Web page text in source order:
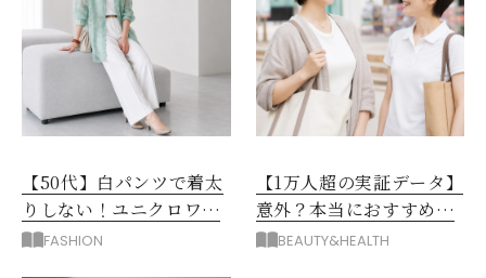
【50代】白パンツで着太
りしない！ユニクロワイ
ドパンツ夏の着回しテク
FASHION
【1万人超の実証データ】
意外？本当におすすめな
運動とストレス解消法と
BEAUTY&HEALTH